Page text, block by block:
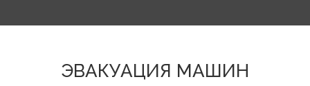
ЭВАКУАЦИЯ МАШИН